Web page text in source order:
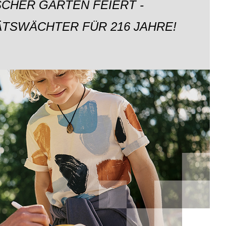
GARTEN FEIERT -
FÜR 216 JAHRE!